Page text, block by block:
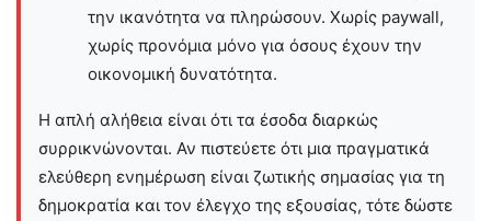
την ικανότητα να πληρώσουν. Χωρίς paywall,
χωρίς προνόμια μόνο για όσους έχουν την
οικονομική δυνατότητα.
Η απλή αλήθεια είναι ότι τα έσοδα διαρκώς
συρρικνώνονται. Αν πιστεύετε ότι μια πραγματικά
ελεύθερη ενημέρωση είναι ζωτικής σημασίας για τη
δημοκρατία και τον έλεγχο της εξουσίας, τότε δώστε